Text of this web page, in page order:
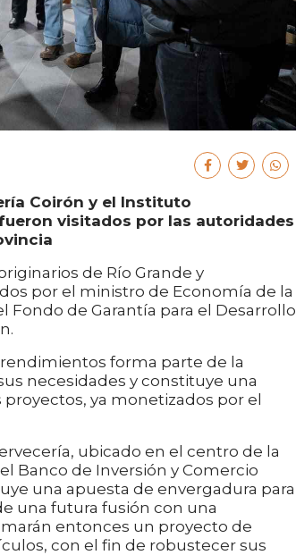
Coirón y el Instituto
visitados por las autoridades
de Río Grande y
por el ministro de Economía de la
Fondo de Garantía para el Desarrollo
forma parte de la
necesidades y constituye una
ya monetizados por el
ubicado en el centro de la
Banco de Inversión y Comercio
una apuesta de envergadura para
una futura fusión con una
entonces un proyecto de
con el fin de robustecer sus